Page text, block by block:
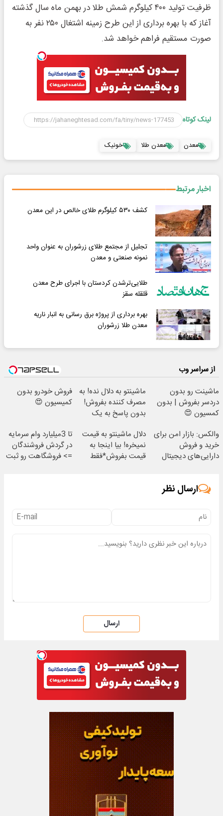
ظرفیت تولید ۴۰۰ کیلوگرم شمش طلا در بهمن ماه سال گذشته
آغاز که با بهره برداری از این طرح زمینه اشتغال ۲۵۰ نفر به
صورت مستقیم فراهم خواهد شد.
لینک کوتاه
معدن معدن طلا خونیک
اخبار مرتبط
کشف ۵۳۰ کیلو‌گرم طلای خالص در این معدن
تجلیل از مجتمع طلای زرشوران به عنوان واحد
نمونه صنعتی و معدن
طلایی‌ترشدن کردستان با اجرای طرح معدن
قلقله سقز
بهره برداری از پروژه برق رسانی به انبار ناریه
معدن طلا زرشوران
از سراسر وب
ماشینت رو بدون
دردسر بفروش | بدون
کمسیون 😍
ماشینتو به دلال نده! به
مصرف کننده بفروش!
بدون پاسخ به یک
فروش خودرو بدون
کمیسیون 😍
والکس: بازار امن برای
خرید و فروش
دارایی‌های دیجیتال
دلال ماشینتو به قیمت
نمیخره! بیا اینجا به
قیمت بفروش*فقط
تا 3میلیارد وام سرمایه
در گردش فروشندگان
=> فروشگاهت رو ثبت
ارسال نظر
ارسال